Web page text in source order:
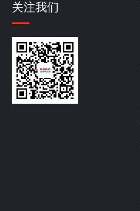
关注我们